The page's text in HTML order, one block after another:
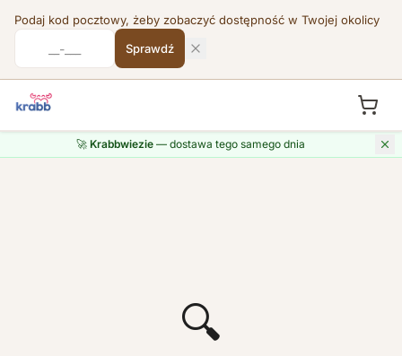
Podaj kod pocztowy, żeby zobaczyć dostępność w Twojej okolicy
Sprawdź
🚀 Krabbwiezie— dostawa tego samego dnia
🔍